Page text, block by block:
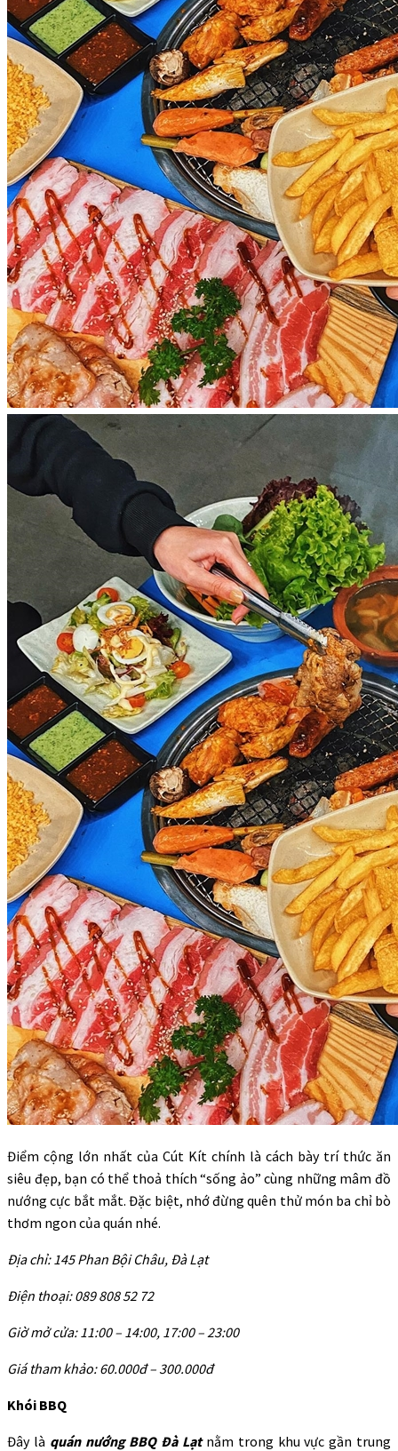
Điểm cộng lớn nhất của Cút Kít chính là cách bày trí thức ăn
siêu đẹp, bạn có thể thoả thích “sống ảo” cùng những mâm đồ
nướng cực bắt mắt. Đặc biệt, nhớ đừng quên thử món ba chỉ bò
thơm ngon của quán nhé.
Địa chỉ: 145 Phan Bội Châu, Đà Lạt
Điện thoại: 089 808 52 72
Giờ mở cửa: 11:00 – 14:00, 17:00 – 23:00
Giá tham khảo: 60.000đ – 300.000đ
Khói BBQ
Đây là quán nướng BBQ Đà Lạtnằm trong khu vực gần trung